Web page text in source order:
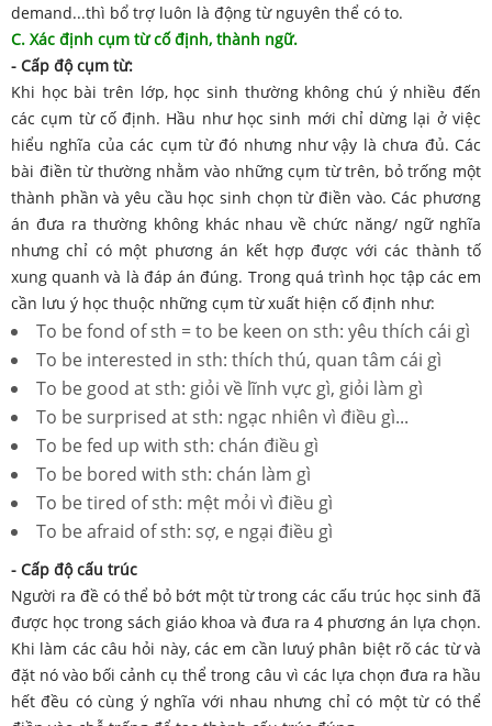
demand...thì bổ trợ luôn là động từ nguyên thể có to.
C. Xác định cụm từ cố định, thành ngữ.
- Cấp độ cụm từ:
Khi học bài trên lớp, học sinh thường không chú ý nhiều đến
các cụm từ cố định. Hầu như học sinh mới chỉ dừng lại ở việc
hiểu nghĩa của các cụm từ đó nhưng như vậy là chưa đủ. Các
bài điền từ thường nhằm vào những cụm từ trên, bỏ trống một
thành phần và yêu cầu học sinh chọn từ điền vào. Các phương
án đưa ra thường không khác nhau về chức năng/ ngữ nghĩa
nhưng chỉ có một phương án kết hợp được với các thành tố
xung quanh và là đáp án đúng. Trong quá trình học tập các em
cần lưu ý học thuộc những cụm từ xuất hiện cố định như:
To be fond of sth = to be keen on sth: yêu thích cái gì
To be interested in sth: thích thú, quan tâm cái gì
To be good at sth: giỏi về lĩnh vực gì, giỏi làm gì
To be surprised at sth: ngạc nhiên vì điều gì...
To be fed up with sth: chán điều gì
To be bored with sth: chán làm gì
To be tired of sth: mệt mỏi vì điều gì
To be afraid of sth: sợ, e ngại điều gì
- Cấp độ cấu trúc
Người ra đề có thể bỏ bớt một từ trong các cấu trúc học sinh đã
được học trong sách giáo khoa và đưa ra 4 phương án lựa chọn.
Khi làm các câu hỏi này, các em cần lưuý phân biệt rõ các từ và
đặt nó vào bối cảnh cụ thể trong câu vì các lựa chọn đưa ra hầu
hết đều có cùng ý nghĩa với nhau nhưng chỉ có một từ có thể